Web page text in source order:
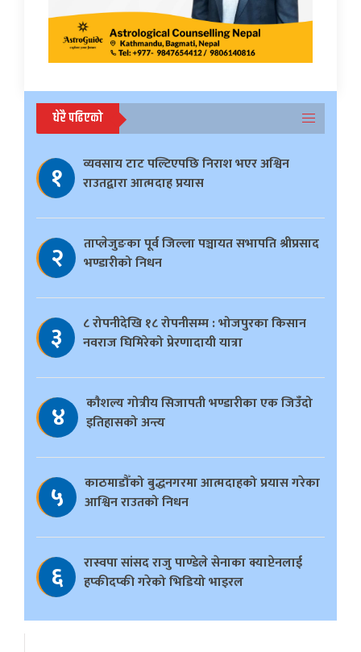
धेरै पढिएको
१
व्यवसाय टाट पल्टिएपछि निराश भएर अश्विन
राउतद्वारा आत्मदाह प्रयास
२
ताप्लेजुङका पूर्व जिल्ला पञ्चायत सभापति श्रीप्रसाद
भण्डारीको निधन
३
८ रोपनीदेखि १८ रोपनीसम्म : भोजपुरका किसान
नवराज घिमिरेको प्रेरणादायी यात्रा
४
काैशल्य गोत्रीय सिजापती भण्डारीका एक जिउँदो
इतिहासको अन्त्य
५
काठमाडौँको बुद्धनगरमा आत्मदाहको प्रयास गरेका
आश्विन राउतको निधन
६
रास्वपा सांसद राजु पाण्डेले सेनाका क्याप्टेनलाई
हप्कीदप्की गरेको भिडियो भाइरल